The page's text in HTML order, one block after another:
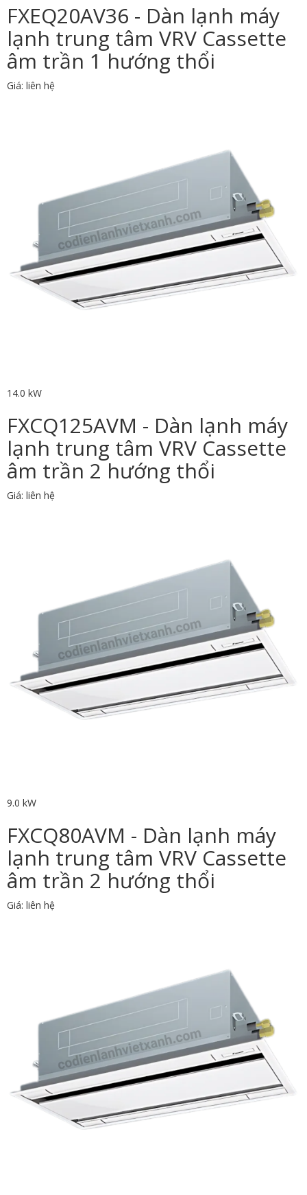
FXEQ20AV36 - Dàn lạnh máy
lạnh trung tâm VRV Cassette
âm trần 1 hướng thổi
Giá: liên hệ
14.0 kW
FXCQ125AVM - Dàn lạnh máy
lạnh trung tâm VRV Cassette
âm trần 2 hướng thổi
Giá: liên hệ
9.0 kW
FXCQ80AVM - Dàn lạnh máy
lạnh trung tâm VRV Cassette
âm trần 2 hướng thổi
Giá: liên hệ